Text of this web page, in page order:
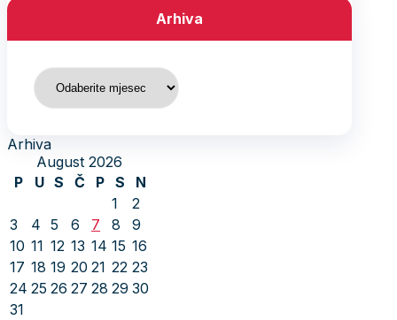
Arhiva
Arhiva
Arhiva
August 2026
P
U S Č P S
N
1
2
3
4 5 6 7 8
9
10 11 12 13 14 15 16
17 18 19 20 21 22 23
24 25 26 27 28 29 30
31